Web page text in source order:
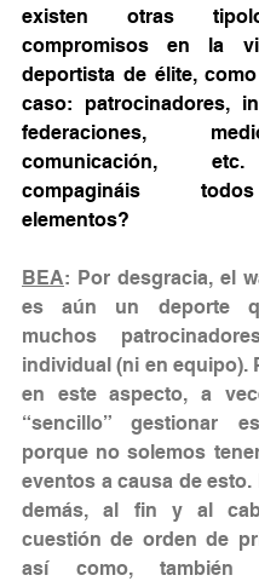
existen otras
compromisos en la
deportista de élite,
caso: patrocinadores,
federaciones,
comunicación,
compagináis
elementos?
BEA: Por desgracia, el
es aún un deporte
muchos
individual (ni en equipo).
en este aspecto, a
“sencillo” gestionar
porque no solemos
eventos a causa de esto.
demás, al fin y al
cuestión de orden de
así como, también